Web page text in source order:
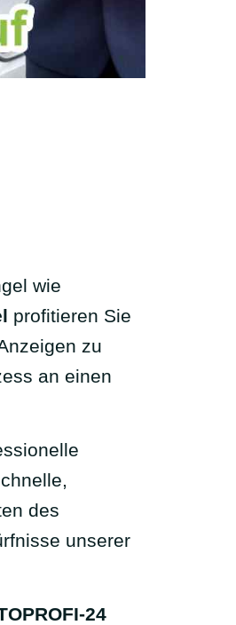
wie
profitieren Sie
zu
an einen
des
unserer
24